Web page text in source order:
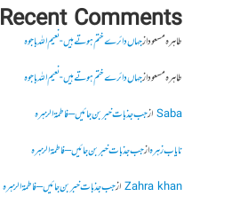
Recent Comments
طاہرہ مسعودازجہاں دائرے ختم ہوتے ہیں- نعیم اللہ باجوہ
طاہرہ مسعودازجہاں دائرے ختم ہوتے ہیں- نعیم اللہ باجوہ
Sabaازجب جذبات خبر بن جائیں – فاطمۃالزہرہ
نایاب زہرہازجب جذبات خبر بن جائیں – فاطمۃالزہرہ
Zahra khanازجب جذبات خبر بن جائیں – فاطمۃالزہرہ